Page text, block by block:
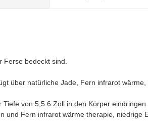
bedeckt sind.
über natürliche Jade, Fern infrarot wärme,
von 5,5 6 Zoll in den Körper
und Fern infrarot wärme therapie, niedrige